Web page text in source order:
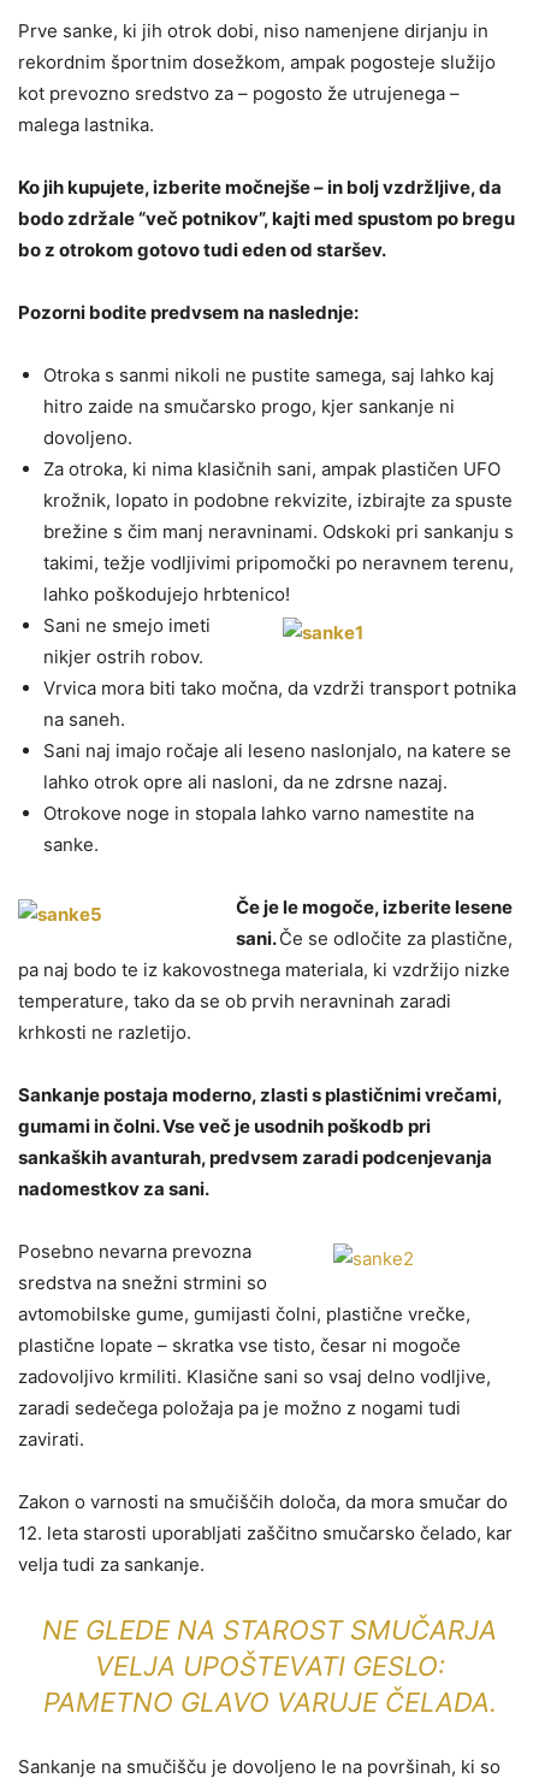
Prve sanke, ki jih otrok dobi, niso namenjene dirjanju in
rekordnim športnim dosežkom, ampak pogosteje služijo
kot prevozno sredstvo za – pogosto že utrujenega –
malega lastnika.
Ko jih kupujete, izberite močnejše – in bolj vzdržljive, da
bodo zdržale “več potnikov”, kajti med spustom po bregu
bo z otrokom gotovo tudi eden od staršev.
Pozorni bodite predvsem na naslednje:
Otroka s sanmi nikoli ne pustite samega, saj lahko kaj
hitro zaide na smučarsko progo, kjer sankanje ni
dovoljeno.
Za otroka, ki nima klasičnih sani, ampak plastičen UFO
krožnik, lopato in podobne rekvizite, izbirajte za spuste
brežine s čim manj neravninami. Odskoki pri sankanju s
takimi, težje vodljivimi pripomočki po neravnem terenu,
lahko poškodujejo hrbtenico!
Sani ne smejo imeti
nikjer ostrih robov.
Vrvica mora biti tako močna, da vzdrži transport potnika
na saneh.
Sani naj imajo ročaje ali leseno naslonjalo, na katere se
lahko otrok opre ali nasloni, da ne zdrsne nazaj.
Otrokove noge in stopala lahko varno namestite na
sanke.
Če je le mogoče, izberite lesene
sani.Če se odločite za plastične,
pa naj bodo te iz kakovostnega materiala, ki vzdržijo nizke
temperature, tako da se ob prvih neravninah zaradi
krhkosti ne razletijo.
Sankanje postaja moderno, zlasti s plastičnimi vrečami,
gumami in čolni. Vse več je usodnih poškodb pri
sankaških avanturah, predvsem zaradi podcenjevanja
nadomestkov za sani.
Posebno nevarna prevozna
sredstva na snežni strmini so
avtomobilske gume, gumijasti čolni, plastične vrečke,
plastične lopate – skratka vse tisto, česar ni mogoče
zadovoljivo krmiliti. Klasične sani so vsaj delno vodljive,
zaradi sedečega položaja pa je možno z nogami tudi
zavirati.
Zakon o varnosti na smučiščih določa, da mora smučar do
12. leta starosti uporabljati zaščitno smučarsko čelado, kar
velja tudi za sankanje.
NE GLEDE NA STAROST SMUČARJA
VELJA UPOŠTEVATI GESLO:
PAMETNO GLAVO VARUJE ČELADA.
Sankanje na smučišču je dovoljeno le na površinah, ki so